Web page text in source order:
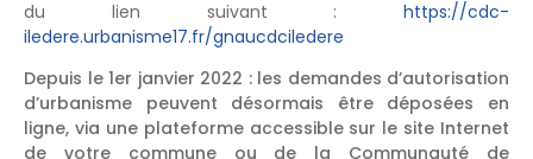
du lien suivant : https://cdc-
iledere.urbanisme17.fr/gnaucdciledere
Depuis le 1er janvier 2022 : les demandes d’autorisation
d’urbanisme peuvent désormais être déposées en
ligne, via une plateforme accessible sur le site Internet
de votre commune ou de la Communauté de